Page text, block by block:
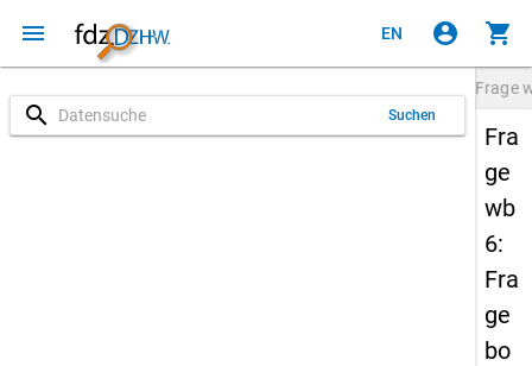
menu EN account_circle shopping_cart
search Suchen
Frage
Fra
ge
wb
6:
Fra
ge
bo